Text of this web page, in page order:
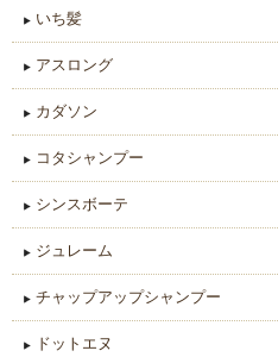
いち髪
アスロング
カダソン
コタシャンプー
シンスボーテ
ジュレーム
チャップアップシャンプー
ドットエヌ